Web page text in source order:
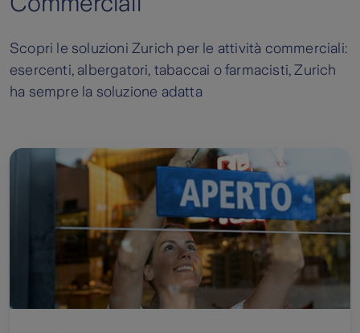
Scopri le soluzioni Zurich per le attività commerciali:
esercenti, albergatori, tabaccai o farmacisti, Zurich
ha sempre la soluzione adatta